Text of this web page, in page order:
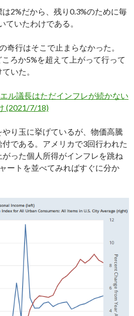
2%だから、残り0.3%のために毎
ていたわけである。
奇行はそこで止まらなかった。
ろか5%を超えて上がって行って
いた。
ル議長はただインフレが続かない
(2021/7/18)
り玉に挙げているが、物価高騰
である。アメリカで3回行われた
った個人所得がインフレを跳ね
ートを並べてみればすぐに分か